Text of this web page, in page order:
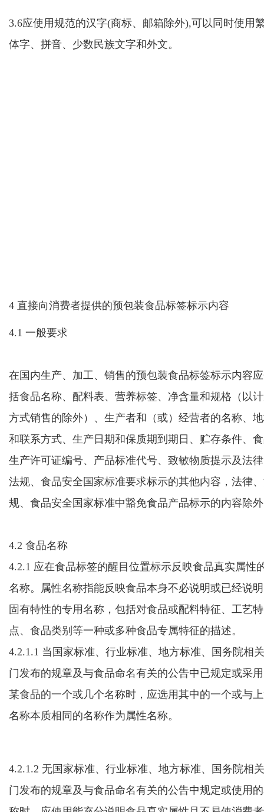
3.6应使用规范的汉字(商标、邮箱 除外),可以同时使用
体字、拼音、少数民族文字和外文。
4 直接向消费者提供的预包装食品标签标示内容
4.1 一般要求
在国内生产、加工、销售的预包装食品标签标示内容
括食品名称、配料表、 营养标签、净含量和规格 （以
方式销售的除外） 、生产者和（或） 经营者的名称、
和联系方式、生产日期和保质期到期日 、贮存条件、
生产许可证编号、产品标准代号、 致敏物质提示及法
法规、食品安全国家标准要求标示的其他内容， 法律
规、食品安全国家标准中豁免食品产品标示的内容除
4.2 食品名称
4.2.1 应在食品标签的醒目位置标示反映食品真实属性
名称。 属性名称指能反映食品本身不必说明或已经说
固有特性的专用名称，包括对食品或配料特征、工艺特
点、食品类别等一种或多种食品专属特征的描述。
4.2.1.1 当国家标准、行业标准、地方标准、
国务院相
门发布的规章及与食品命名有关的公告中已规定或采
某食品的一个或几个名称时，应选用其中的一个或与
名称本质相同的名称作为属性名称。
4.2.1.2 无国家标准、行业标准、地方标准、
国务院相
门发布的规章及与食品命名有关的公告中规定或使用